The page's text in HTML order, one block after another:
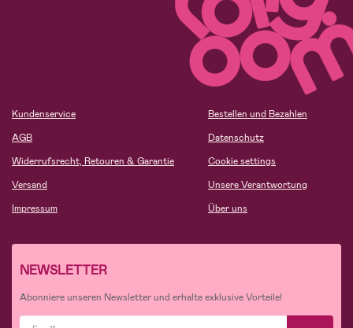
Kundenservice
AGB
Widerrufsrecht, Retouren & Garantie
Versand
Impressum
Bestellen und Bezahlen
Datenschutz
Cookie settings
Unsere Verantwortung
Über uns
NEWSLETTER
Abonniere unseren Newsletter und erhalte exklusive Vorteile!